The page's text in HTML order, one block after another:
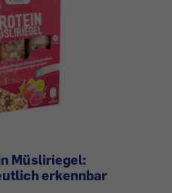
Müsliriegel:
erkennbar